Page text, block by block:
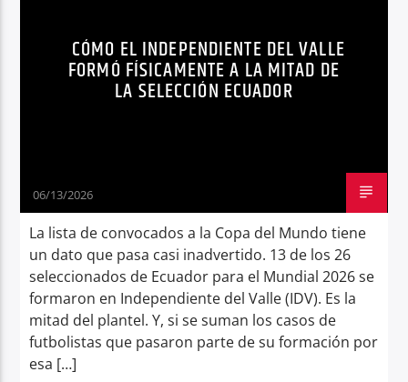
Radio hola
NOTICIAS
SELECCIÓN ECUADOR
WENDY MONTIEL
CÓMO EL INDEPENDIENTE DEL VALLE
FORMÓ FÍSICAMENTE A LA MITAD DE
LA SELECCIÓN ECUADOR
06/13/2026
La lista de convocados a la Copa del Mundo tiene
un dato que pasa casi inadvertido. 13 de los 26
seleccionados de Ecuador para el Mundial 2026 se
formaron en Independiente del Valle (IDV). Es la
mitad del plantel. Y, si se suman los casos de
futbolistas que pasaron parte de su formación por
esa […]